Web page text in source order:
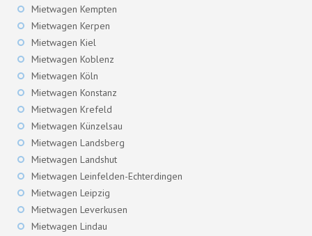
Mietwagen Kempten
Mietwagen Kerpen
Mietwagen Kiel
Mietwagen Koblenz
Mietwagen Köln
Mietwagen Konstanz
Mietwagen Krefeld
Mietwagen Künzelsau
Mietwagen Landsberg
Mietwagen Landshut
Mietwagen Leinfelden-Echterdingen
Mietwagen Leipzig
Mietwagen Leverkusen
Mietwagen Lindau